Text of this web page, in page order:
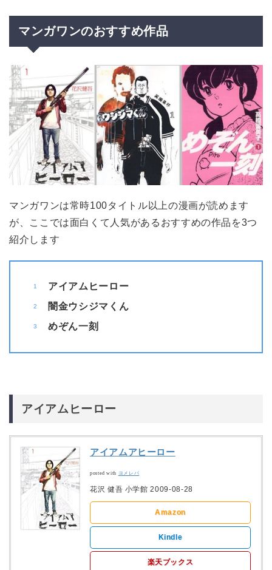
マンガワンのおすすめ作品
マンガワンは常時100タイトル以上の漫画が読めます
が、ここでは面白くて人気があるおすすめの作品を3つ
紹介します
アイアムヒーロー
闇金ウシジマくん
めぞん一刻
アイアムヒーロー
アイアムアヒーロー
posted with ヨメレバ
花沢 健吾 小学館 2009-08-28
Amazon
Kindle
楽天ブックス